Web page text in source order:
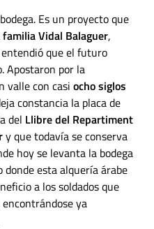
Es un proyecto que
familia Vidal Balaguer,
que el futuro
Apostaron por la
valle con casi ocho siglos
constancia la placa de
del Llibre del Repartiment
y que todavía se conserva
hoy se levanta la bodega
esta alquería árabe
a los soldados que
ya